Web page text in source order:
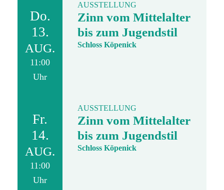
Do.
13.
AUG.
11:00
Uhr
AUSSTELLUNG
Zinn vom Mittelalter
bis zum Jugendstil
Schloss Köpenick
Fr.
14.
AUG.
11:00
Uhr
AUSSTELLUNG
Zinn vom Mittelalter
bis zum Jugendstil
Schloss Köpenick